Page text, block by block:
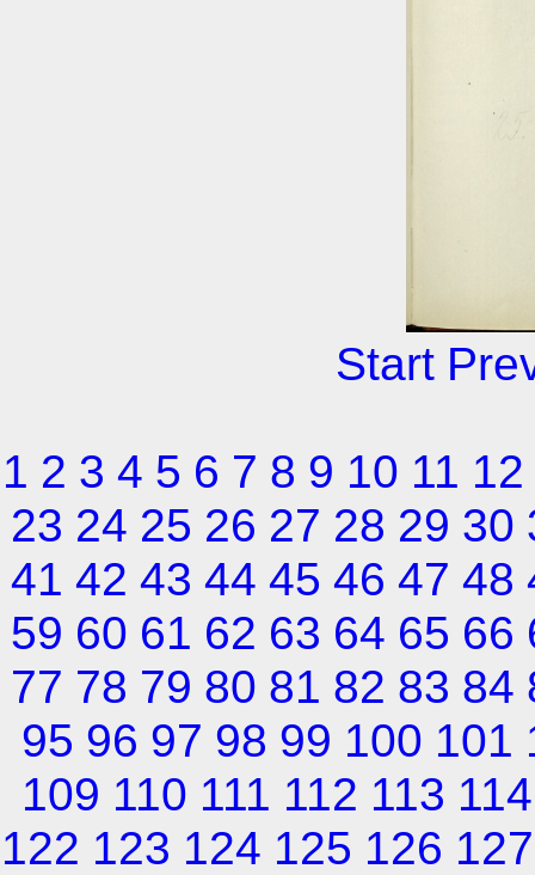
Start
1 2 3 4 5 6 7 8 9 10 11 12
23 24 25 26 27 28 29 30
41 42 43 44 45 46 47 48
59 60 61 62 63 64 65 66
77 78 79 80 81 82 83 84
95 96 97 98 99 100 101
109 110 111 112 113 114
122 123 124 125 126 127